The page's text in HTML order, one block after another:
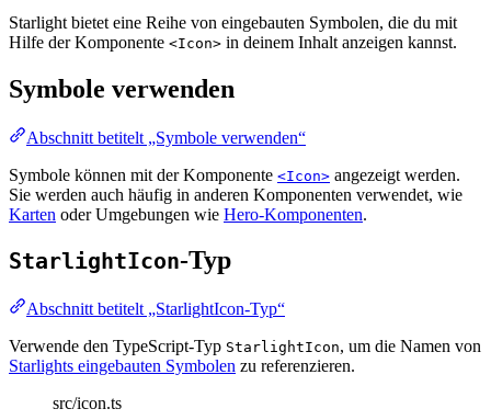
Starlight bietet eine Reihe von eingebauten Symbolen, die du mit
Hilfe der Komponente <Icon> in deinem Inhalt anzeigen kannst.
Symbole verwenden
Abschnitt betitelt „Symbole verwenden“
Symbole können mit der Komponente <Icon> angezeigt werden.
Sie werden auch häufig in anderen Komponenten verwendet, wie
Karten oder Umgebungen wie Hero-Komponenten.
StarlightIcon-Typ
Abschnitt betitelt „StarlightIcon-Typ“
Verwende den TypeScript-Typ StarlightIcon, um die Namen von
Starlights eingebauten Symbolen zu referenzieren.
src/icon.ts